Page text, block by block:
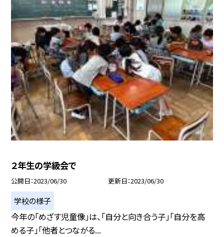
２年生の学級会で
公開日 2023/06/30 更新日 2023/06/30
学校の様子
今年の「めざす児童像」は、「自分と向き合う子」「自分を高
める子」「他者とつながる...